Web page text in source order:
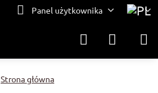
Panel użytkownika
Strona główna